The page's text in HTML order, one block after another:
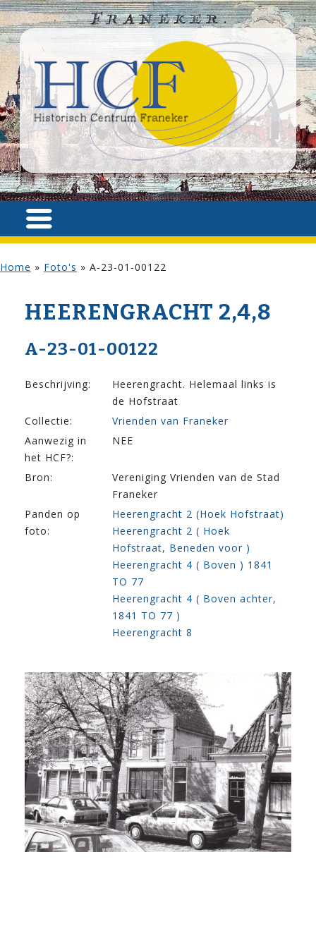
Home » Foto's » A-23-01-00122
HEERENGRACHT 2,4,8
A-23-01-00122
Beschrijving:
Heerengracht. Helemaal links is
de Hofstraat
Collectie:
Vrienden van Franeker
Aanwezig in
het HCF?:
NEE
Bron:
Vereniging Vrienden van de Stad
Franeker
Panden op
foto:
Heerengracht 2 (Hoek Hofstraat)
Heerengracht 2 ( Hoek
Hofstraat, Beneden voor )
Heerengracht 4 ( Boven ) 1841
TO 77
Heerengracht 4 ( Boven achter,
1841 TO 77 )
Heerengracht 8